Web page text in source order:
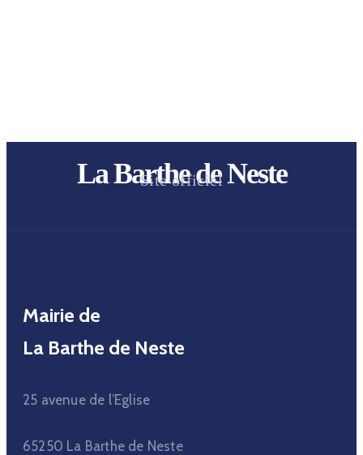
La Barthe de Neste
Site officiel
Mairie de
La Barthe de Neste
25 avenue de l’Eglise
65250 La Barthe de Neste